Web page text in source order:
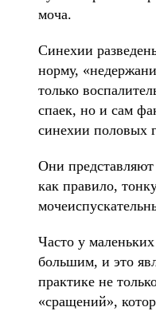
моча.
Синехии
норму,
только
спаек, но и сам
синехии половых
Они
как правило,
Часто у
большим, и это
практике не
«сращений»,